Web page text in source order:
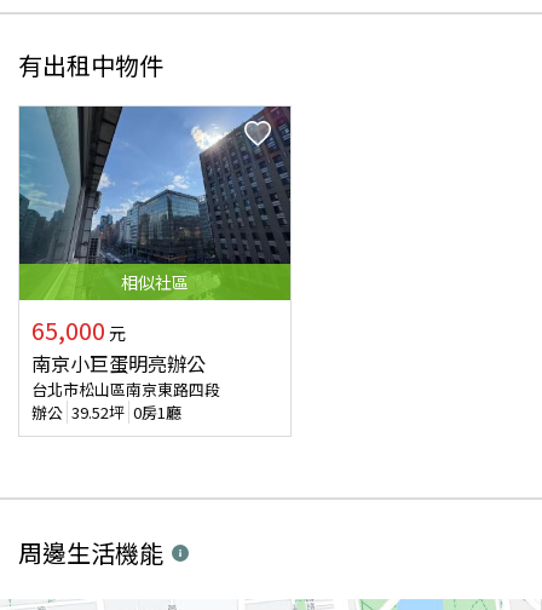
有出租中物件
相似社區
65,000 元
南京小巨蛋明亮辦公
台北市松山區南京東路四段
辦公 39.52坪 0房1廳
周邊生活機能